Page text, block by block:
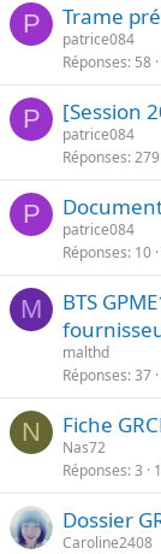
P Trame
patrice084
Réponses 58
P [Session
patrice084
Réponses 279
P
patrice084
Réponses 10
M
BTS
malthd
Réponses 37
N Fiche
Nas72
Réponses 3
Dossier
Caroline2408